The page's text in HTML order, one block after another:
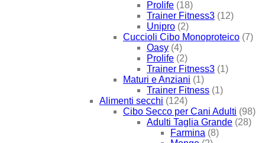
Prolife (18)
Trainer Fitness3 (12)
Unipro (2)
Cuccioli Cibo Monoproteico (7)
Oasy (4)
Prolife (2)
Trainer Fitness3 (1)
Maturi e Anziani (1)
Trainer Fitness (1)
Alimenti secchi (124)
Cibo Secco per Cani Adulti (98)
Adulti Taglia Grande (28)
Farmina (8)